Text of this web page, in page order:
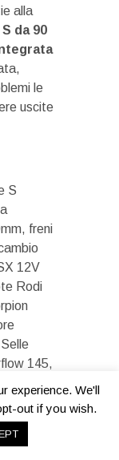
alla
da 90
le
uscite
S
freni
12V
Rodi
145,
630
experience. We'll
out if you wish.